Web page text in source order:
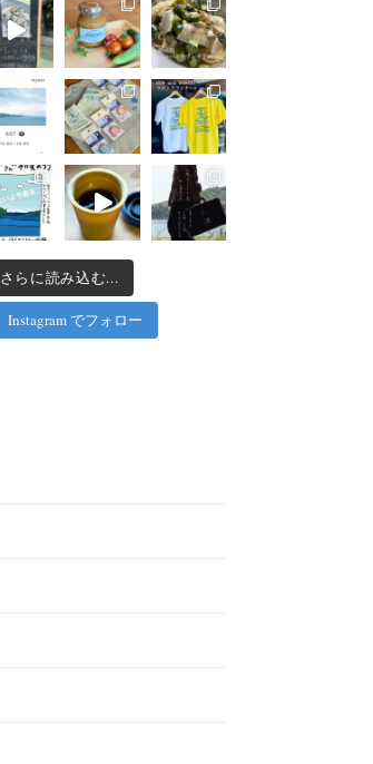
さらに読み込む...
Instagram でフォロー